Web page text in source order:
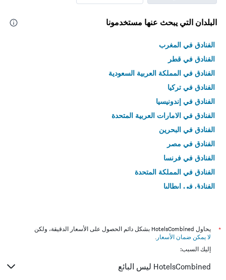
البلدان التي يبحث عنها مستخدمونا
الفنادق في المغرب
الفنادق في قطر
الفنادق في المملكة العربية السعودية
الفنادق في تركيا
الفنادق في إندونيسيا
الفنادق في الامارات العربية المتحدة
الفنادق في البحرين
الفنادق في مصر
الفنادق في فرنسا
الفنادق في المملكة المتحدة
الفنادق في إيطاليا
*
يحاول HotelsCombined بشكل دائم الحصول على الأسعار الدقيقة، ولكن
لا يمكن ضمان الأسعار .
إليك السبب:
HotelsCombined ليس البائع